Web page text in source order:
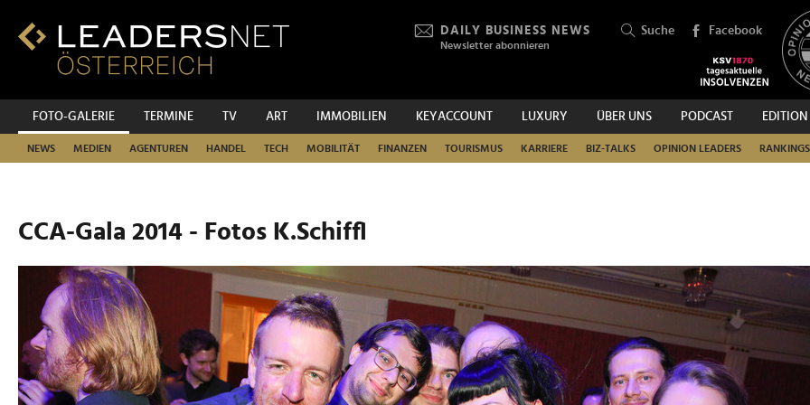
Inhalt
Fußzeilen-
Hauptnavigation
DAILY BUSINESS NEWS
Newsletter abonnieren
Suche Facebook
FOTO-GALERIE TERMINE TV ART IMMOBILIEN KEYACCOUNT LUXURY ÜBER UNS PODCAST EDITION
NEWS MEDIEN AGENTUREN HANDEL TECH MOBILITÄT FINANZEN TOURISMUS KARRIERE BIZ-TALKS OPINION LEADERS RANKINGS
SUCHEN
CCA-Gala 2014 - Fotos K.Schiffl